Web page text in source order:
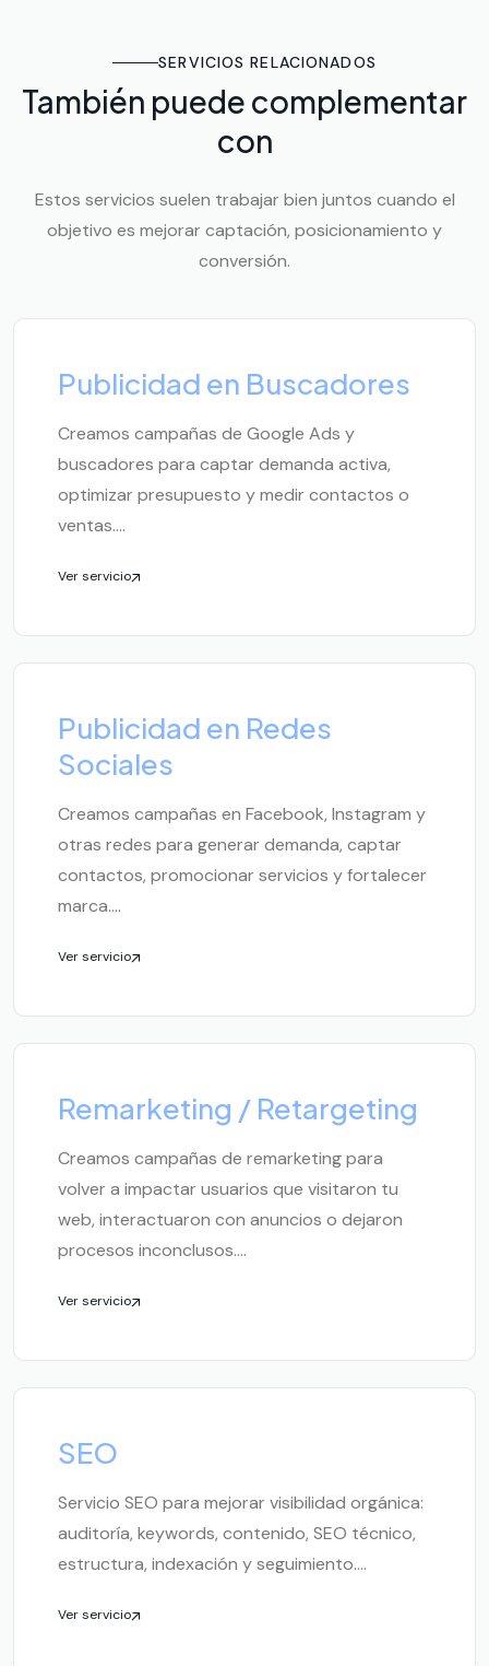
SERVICIOS RELACIONADOS
También puede complementar
con
Estos servicios suelen trabajar bien juntos cuando el
objetivo es mejorar captación, posicionamiento y
conversión.
Publicidad en Buscadores
Creamos campañas de Google Ads y
buscadores para captar demanda activa,
optimizar presupuesto y medir contactos o
ventas....
Ver servicio
Publicidad en Redes
Sociales
Creamos campañas en Facebook, Instagram y
otras redes para generar demanda, captar
contactos, promocionar servicios y fortalecer
marca....
Ver servicio
Remarketing / Retargeting
Creamos campañas de remarketing para
volver a impactar usuarios que visitaron tu
web, interactuaron con anuncios o dejaron
procesos inconclusos....
Ver servicio
SEO
Servicio SEO para mejorar visibilidad orgánica:
auditoría, keywords, contenido, SEO técnico,
estructura, indexación y seguimiento....
Ver servicio